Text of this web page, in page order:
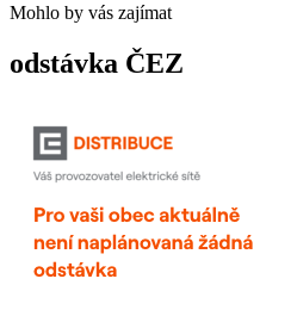
Mohlo by vás zajímat
odstávka ČEZ